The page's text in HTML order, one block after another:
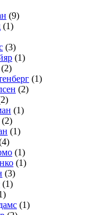
(9)
(1)
(3)
(1)
(2)
(1)
(2)
(1)
(2)
(1)
(1)
(1)
(3)
(1)
(1)